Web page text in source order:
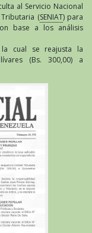
al Servicio Nacional
(SENIAT) para
base a los análisis
la cual se reajusta la
(Bs. 300,00) a